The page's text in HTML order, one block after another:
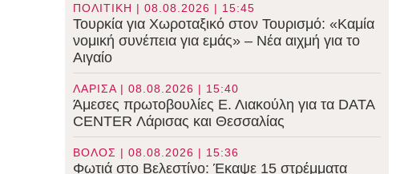
ΠΟΛΙΤΙΚΗ | 08.08.2026 | 15:45
Τουρκία για Χωροταξικό στον Τουρισμό: «Καμία
νομική συνέπεια για εμάς» – Νέα αιχμή για το
Αιγαίο
ΛΑΡΙΣΑ | 08.08.2026 | 15:40
Άμεσες πρωτοβουλίες Ε. Λιακούλη για τα DATA
CENTER Λάρισας και Θεσσαλίας
ΒΟΛΟΣ | 08.08.2026 | 15:36
Φωτιά στο Βελεστίνο: Έκαψε 15 στρέμματα